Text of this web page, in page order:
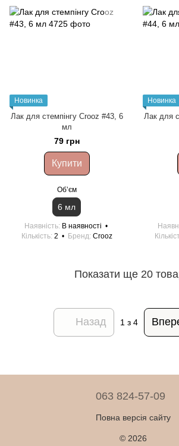
Новинка
Лак для стемпінгу Crooz #43, 6
мл
79 грн
Купити
Обʼєм
6 мл
Наявність В наявності
Кількість 2 Бренд Crooz
Новинка
Лак для
Показати ще 20
Назад 1 з 4
063 824-57-09
Повна версія сайту
© 2026